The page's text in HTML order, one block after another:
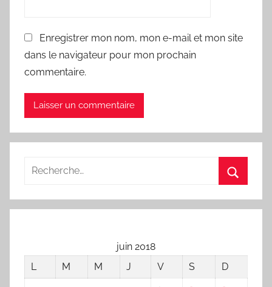
Enregistrer mon nom, mon e-mail et mon site
dans le navigateur pour mon prochain
commentaire.
juin 2018
L
M M J V S
D